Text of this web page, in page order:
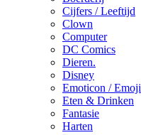
Cijfers / Leeftijd
Clown
Computer
DC Comics
Dieren.
Disney
Emoticon / Emoji
Eten & Drinken
Fantasie
Harten